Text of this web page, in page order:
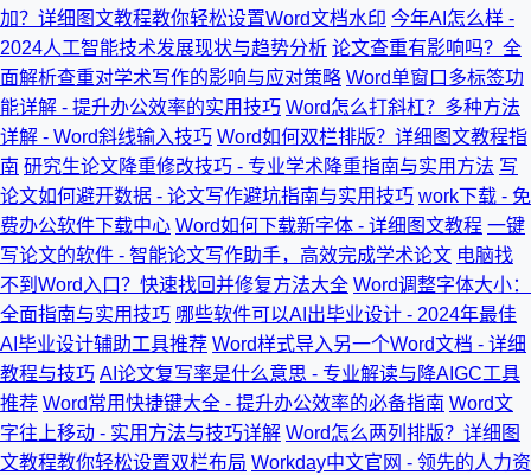
加？详细图文教程教你轻松设置Word文档水印 今年AI怎么样 -
2024人工智能技术发展现状与趋势分析 论文查重有影响吗？全
面解析查重对学术写作的影响与应对策略 Word单窗口多标签功
能详解 - 提升办公效率的实用技巧 Word怎么打斜杠？多种方法
详解 - Word斜线输入技巧 Word如何双栏排版？详细图文教程指
南 研究生论文降重修改技巧 - 专业学术降重指南与实用方法 写
论文如何避开数据 - 论文写作避坑指南与实用技巧 work下载 - 免
费办公软件下载中心 Word如何下载新字体 - 详细图文教程 一键
写论文的软件 - 智能论文写作助手，高效完成学术论文 电脑找
不到Word入口？快速找回并修复方法大全 Word调整字体大小：
全面指南与实用技巧 哪些软件可以AI出毕业设计 - 2024年最佳
AI毕业设计辅助工具推荐 Word样式导入另一个Word文档 - 详细
教程与技巧 AI论文复写率是什么意思 - 专业解读与降AIGC工具
推荐 Word常用快捷键大全 - 提升办公效率的必备指南 Word文
字往上移动 - 实用方法与技巧详解 Word怎么两列排版？详细图
文教程教你轻松设置双栏布局 Workday中文官网 - 领先的人力资